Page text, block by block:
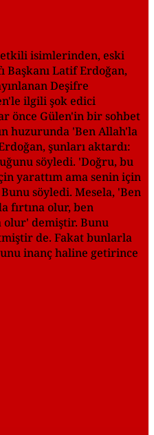
etkili isimlerinden, eski
Başkanı Latif Erdoğan,
Deşifre
ilgili şok edici
önce Gülen'in bir sohbet
huzurunda 'Ben Allah'la
şunları aktardı:
söyledi. 'Doğru, bu
yarattım ama senin için
söyledi. Mesela, 'Ben
fırtına olur, ben
olur' demiştir. Bunu
de. Fakat bunlarla
inanç haline getirince